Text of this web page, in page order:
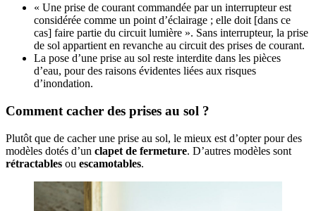
« Une prise de courant commandée par un interrupteur est
considérée comme un point d’éclairage ; elle doit [dans ce
cas] faire partie du circuit lumière ». Sans interrupteur, la prise
de sol appartient en revanche au circuit des prises de courant.
La pose d’une prise au sol reste interdite dans les pièces
d’eau, pour des raisons évidentes liées aux risques
d’inondation.
Comment cacher des prises au sol ?
Plutôt que de cacher une prise au sol, le mieux est d’opter pour des
modèles dotés d’un clapet de fermeture. D’autres modèles sont
rétractables ou escamotables.